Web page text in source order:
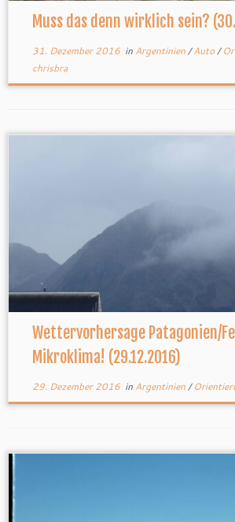
Muss das denn wirklich sein?
31. Dezember 2016in Argentinien/Auto/
chrisbra
Wettervorhersage Patagonien/
Mikroklima! (29.12.2016)
29. Dezember 2016in Argentinien/